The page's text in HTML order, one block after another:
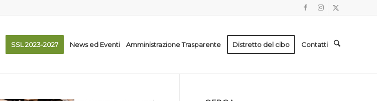
SSL 2023-2027 News ed Eventi Amministrazione Trasparente Distretto del cibo Contatti